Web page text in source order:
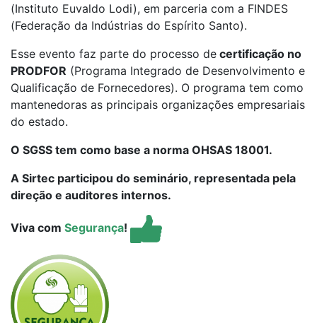
(Instituto Euvaldo Lodi), em parceria com a FINDES
(Federação da Indústrias do Espírito Santo).
Esse evento faz parte do processo de certificação no
PRODFOR (Programa Integrado de Desenvolvimento e
Qualificação de Fornecedores). O programa tem como
mantenedoras as principais organizações empresariais
do estado.
O SGSS tem como base a norma OHSAS 18001.
A Sirtec participou do seminário, representada pela
direção e auditores internos.
Viva com Segurança!